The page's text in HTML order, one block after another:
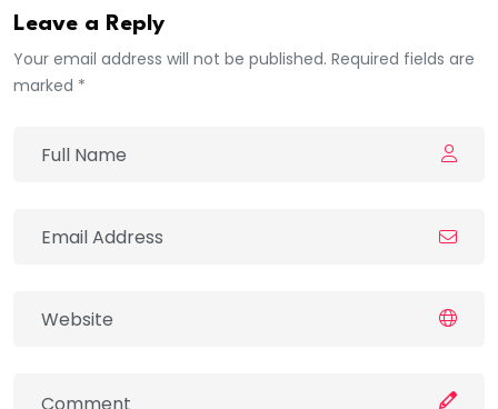
Leave a Reply
Your email address will not be published. Required fields are
marked *